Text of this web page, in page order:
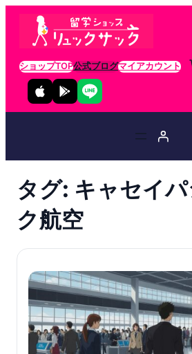
ショップTOP公式ブログマイアカウント
タグ: キャセイ
ク航空